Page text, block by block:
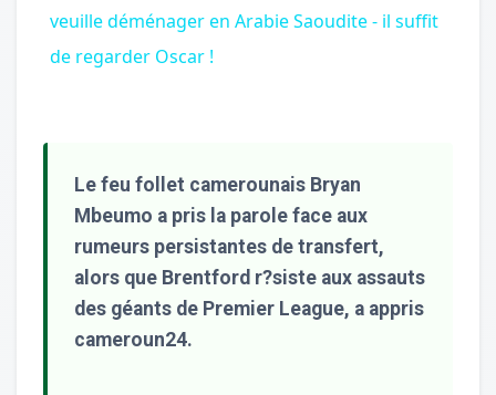
veuille déménager en Arabie Saoudite - il suffit
de regarder Oscar !
Le feu follet camerounais Bryan
Mbeumo a pris la parole face aux
rumeurs persistantes de transfert,
alors que Brentford r?siste aux assauts
des géants de Premier League, a appris
cameroun24.